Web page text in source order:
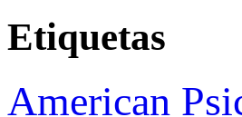
Etiquetas
American